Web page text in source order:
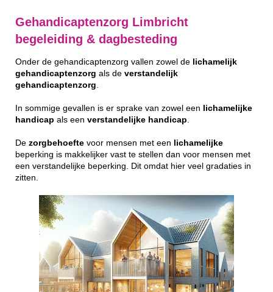
Gehandicaptenzorg Limbricht
begeleiding & dagbesteding
Onder de gehandicaptenzorg vallen zowel de lichamelijk
gehandicaptenzorg als de verstandelijk
gehandicaptenzorg
In sommige gevallen is er sprake van zowel een lichamelijke
handicap als een verstandelijke handicap
De zorgbehoefte voor mensen met een lichamelijke
beperking is makkelijker vast te stellen dan voor mensen met
een verstandelijke beperking. Dit omdat hier veel gradaties in
zitten.